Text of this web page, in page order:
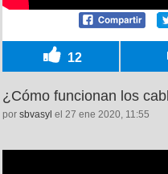
12
¿Cómo funcionan los
por sbvasyl el 27 ene 2020, 11:55